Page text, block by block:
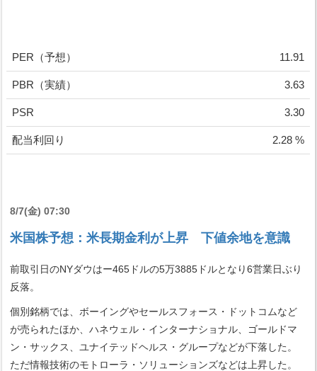
PER（予想） 11.91
PBR（実績） 3.63
PSR 3.30
配当利回り 2.28 %
8/7(金) 07:30
米国株予想：米長期金利が上昇 下値余地を意識
前取引日のNYダウはー465ドルの5万3885ドルとなり6営業日ぶり
反落。
個別銘柄では、ボーイングやセールスフォース・ドットコムなど
が売られたほか、ハネウェル・インターナショナル、ゴールドマ
ン・サックス、ユナイテッドヘルス・グループなどが下落した。
ただ情報技術のモトローラ・ソリューションズなどは上昇した。